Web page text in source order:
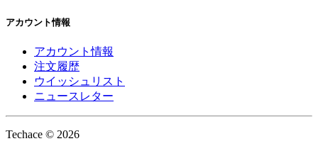
アカウント情報
アカウント情報
注文履歴
ウイッシュリスト
ニュースレター
Techace © 2026